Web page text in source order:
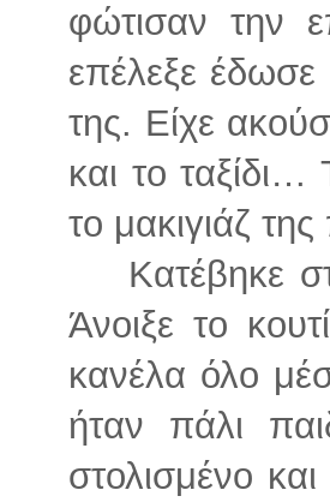
φώτισαν την
επέλεξε έδωσε
της. Είχε
και το ταξίδι…
το μακιγιάζ
Κατέβηκε
Άνοιξε το
κανέλα όλο
ήταν πάλι
στολισμένο